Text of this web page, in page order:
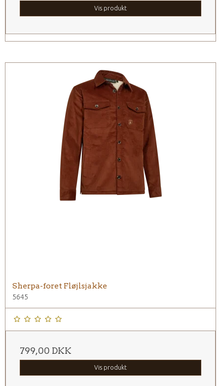
Vis produkt
Sherpa-foret Fløjlsjakke
5645
799,00 DKK
Vis produkt